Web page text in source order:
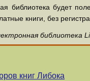
библиотека будет
книги, без
библиотека
книг Либока